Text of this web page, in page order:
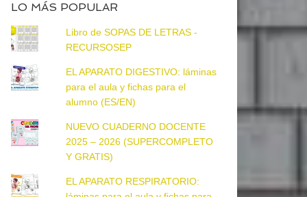
LO MÁS POPULAR
Libro de SOPAS DE LETRAS -
RECURSOSEP
EL APARATO DIGESTIVO: láminas
para el aula y fichas para el
alumno (ES/EN)
NUEVO CUADERNO DOCENTE
2025 – 2026 (SUPERCOMPLETO
Y GRATIS)
EL APARATO RESPIRATORIO: